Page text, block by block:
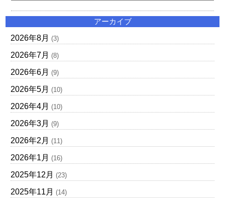
アーカイブ
2026年8月 (3)
2026年7月 (8)
2026年6月 (9)
2026年5月 (10)
2026年4月 (10)
2026年3月 (9)
2026年2月 (11)
2026年1月 (16)
2025年12月 (23)
2025年11月 (14)